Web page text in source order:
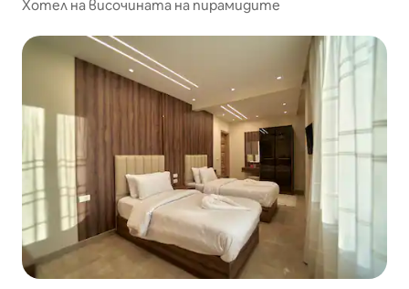
Хотел на височината на пирамидите